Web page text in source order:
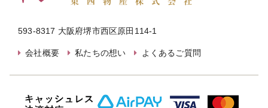
593-8317 大阪府堺市西区原田114-1
会社概要 私たちの想い よくあるご質問